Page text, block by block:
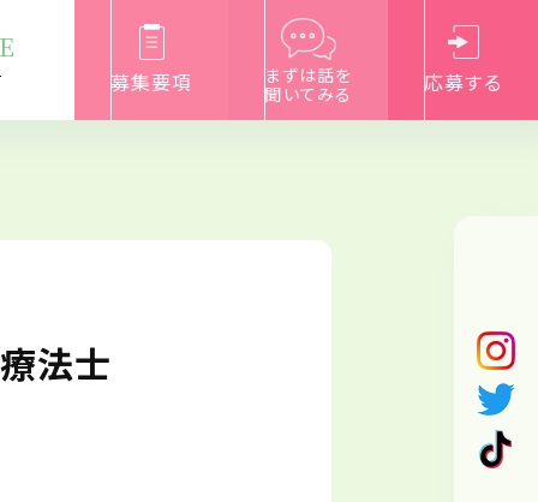
募集要項
まずは話を
聞いてみる
応募する
法士